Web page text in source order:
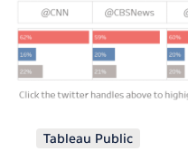
Tableau Public